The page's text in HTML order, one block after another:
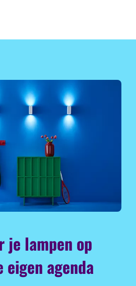
je lampen op
eigen agenda